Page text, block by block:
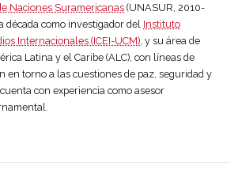
Naciones Suramericanas (UNASUR, 2010-
década como investigador del Instituto
Internacionales (ICEI-UCM) , y su área de
Latina y el Caribe (ALC), con líneas de
en torno a las cuestiones de paz, seguridad y
con experiencia como asesor